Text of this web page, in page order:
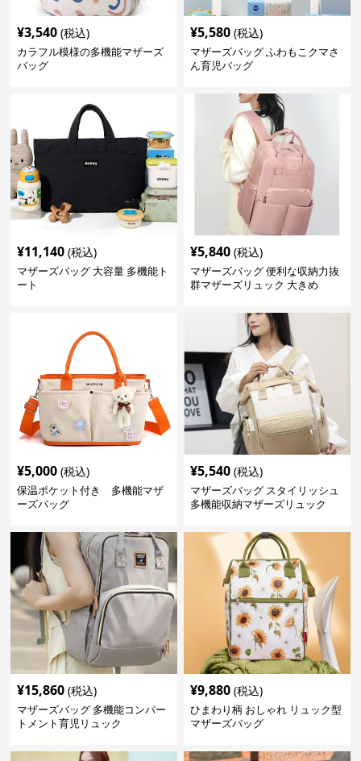
¥3,540 (税込)
カラフル模様の多機能マザーズ
バッグ
¥5,580 (税込)
マザーズバッグ ふわもこクマさ
ん育児バッグ
¥11,140 (税込)
マザーズバッグ 大容量 多機能ト
ート
¥5,840 (税込)
マザーズバッグ 便利な収納力抜
群マザーズリュック 大きめ
¥5,000 (税込)
保温ポケット付き 多機能マザ
ーズバッグ
¥5,540 (税込)
マザーズバッグ スタイリッシュ
多機能収納マザーズリュック
¥15,860 (税込)
マザーズバッグ 多機能コンパー
トメント育児リュック
¥9,880 (税込)
ひまわり柄 おしゃれ リュック型
マザーズバッグ